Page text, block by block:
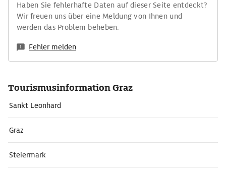
Haben Sie fehlerhafte Daten auf dieser Seite entdeckt?
Wir freuen uns über eine Meldung von Ihnen und
werden das Problem beheben.
Fehler melden
Tourismusinformation Graz
Sankt Leonhard
Graz
Steiermark